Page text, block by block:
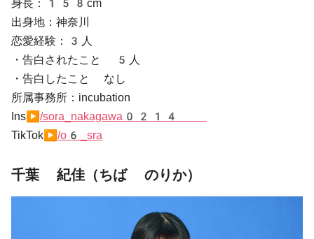
身長：158cm
出身地：神奈川
恋愛経験：3人
・告白されたこと 5人
・告白したこと なし
所属事務所：incubation
Ins▶ /sora_nakagawa0214
TikTok▶ /o6_sra
千葉 紀佳（ちば のりか）